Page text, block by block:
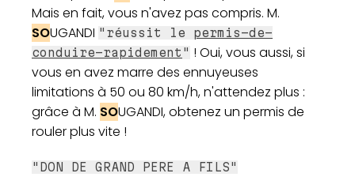
Mais en fait, vous n'avez pas compris. M.
SOUGANDI "réussit le permis-de-
conduire-rapidement " ! Oui, vous aussi, si
vous en avez marre des ennuyeuses
limitations à 50 ou 80 km/h, n'attendez plus :
grâce à M. SOUGANDI, obtenez un permis de
rouler plus vite !
"DON DE GRAND PERE A FILS"